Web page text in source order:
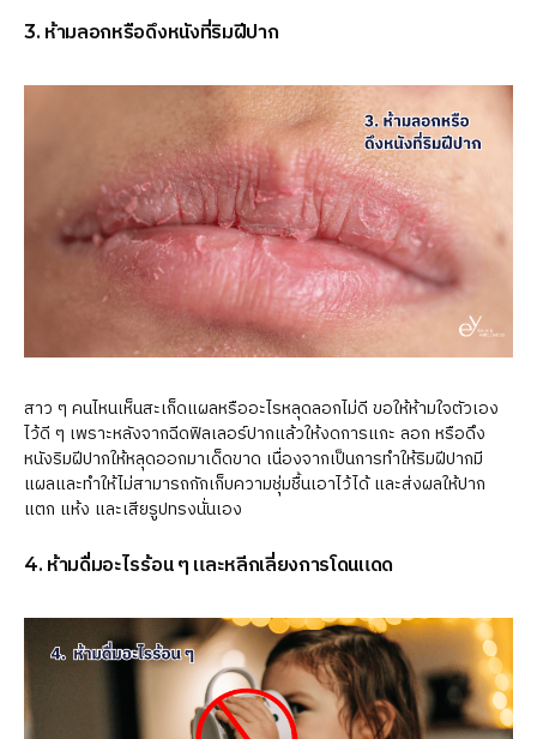
3. ห้ามลอกหรือดึงหนังที่ริมฝีปาก
สาว ๆ คนไหนเห็นสะเก็ดแผลหรืออะไรหลุดลอกไม่ดี ขอให้ห้ามใจตัวเอง
ไว้ดี ๆ เพราะหลังจากฉีดฟิลเลอร์ปากแล้วให้งดการแกะ ลอก หรือดึง
หนังริมฝีปากให้หลุดออกมาเด็ดขาด เนื่องจากเป็นการทำให้ริมฝีปากมี
แผลและทำให้ไม่สามารถกักเก็บความชุ่มชื้นเอาไว้ได้ และส่งผลให้ปาก
แตก แห้ง และเสียรูปทรงนั่นเอง
4. ห้ามดื่มอะไรร้อน ๆ และหลีกเลี่ยงการโดนแดด